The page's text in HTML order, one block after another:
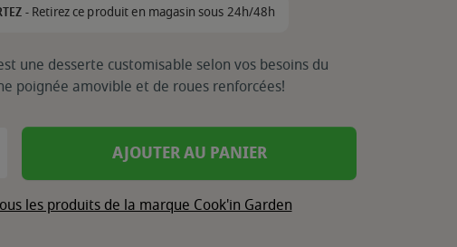
-Retirez ce produit en magasin sous 24h/48h
une desserte customisable selon vos besoins du
poignée amovible et de roues renforcées!
AJOUTER AU PANIER
les produits de la marque Cook'in Garden